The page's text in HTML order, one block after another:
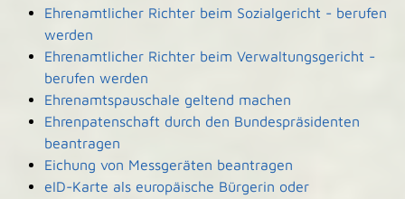
Ehrenamtlicher Richter beim Sozialgericht - berufen
werden
Ehrenamtlicher Richter beim Verwaltungsgericht -
berufen werden
Ehrenamtspauschale geltend machen
Ehrenpatenschaft durch den Bundespräsidenten
beantragen
Eichung von Messgeräten beantragen
eID-Karte als europäische Bürgerin oder